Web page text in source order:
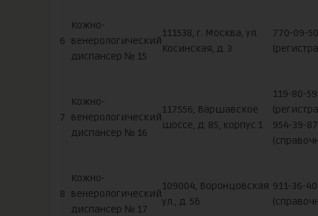
6
Кожно-
венерологический
диспансер № 15
111538, г. Москва, ул.
Косинская, д. 3
770-09-50
7
Кожно-
венерологический
диспансер № 16
117556, Варшавское
шоссе, д. 85, корпус 1
119-80-59
954-39-87
8
Кожно-
венерологический
диспансер № 17
109004, Воронцовская
ул., д. 5б
911-36-40